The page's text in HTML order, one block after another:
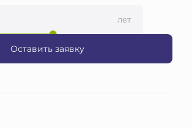
лет
Оставить заявку